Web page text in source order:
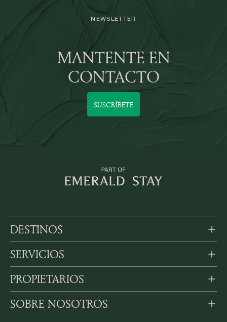
NEWSLETTER
MANTENTE EN
CONTACTO
SUSCRÍBETE
DESTINOS
SERVICIOS
PROPIETARIOS
SOBRE NOSOTROS